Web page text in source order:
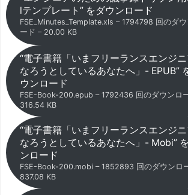
lテンプレート” をダウンロード
FSE_Minutes_Template.xls – 1794798 回のダウ
ード – 20.00 KB
“電子書籍「いまフリーランスエンジ
なろうとしているあなたへ」- EPUB”
ウンロード
FSE-Book-200.epub – 1792436 回のダウンロ
316.54 KB
“電子書籍「いまフリーランスエンジ
なろうとしているあなたへ」- Mobi”
ンロード
FSE-Book-200.mobi – 1852893 回のダウンロ
837.08 KB